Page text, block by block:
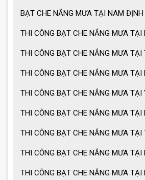
MẪU GIÀN PHƠI
BẠT CHE NẮNG MƯA TẠI NAM ĐỊNH
THI CÔNG BẠT CHE NẮNG MƯA TẠI
THI CÔNG BẠT CHE NẮNG MƯA TẠI
THI CÔNG BẠT CHE NẮNG MƯA TẠI
THI CÔNG BẠT CHE NẮNG MƯA TẠI
THI CÔNG BẠT CHE NẮNG MƯA TẠI
THI CÔNG BẠT CHE NẮNG MƯA TẠI
THI CÔNG BẠT CHE NẮNG MƯA TẠI
THI CÔNG BẠT CHE NẮNG MƯA TẠI